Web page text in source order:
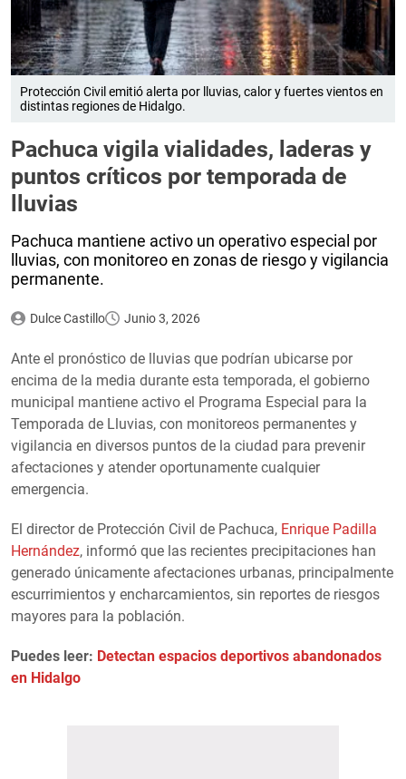
Protección Civil emitió alerta por lluvias, calor y fuertes vientos en
distintas regiones de Hidalgo.
Pachuca vigila vialidades, laderas y
puntos críticos por temporada de
lluvias
Pachuca mantiene activo un operativo especial por
lluvias, con monitoreo en zonas de riesgo y vigilancia
permanente.
Dulce Castillo Junio 3, 2026
Ante el pronóstico de lluvias que podrían ubicarse por
encima de la media durante esta temporada, el gobierno
municipal mantiene activo el Programa Especial para la
Temporada de Lluvias, con monitoreos permanentes y
vigilancia en diversos puntos de la ciudad para prevenir
afectaciones y atender oportunamente cualquier
emergencia.
El director de Protección Civil de Pachuca, Enrique Padilla
Hernández, informó que las recientes precipitaciones han
generado únicamente afectaciones urbanas, principalmente
escurrimientos y encharcamientos, sin reportes de riesgos
mayores para la población.
Puedes leer: Detectan espacios deportivos abandonados
en Hidalgo